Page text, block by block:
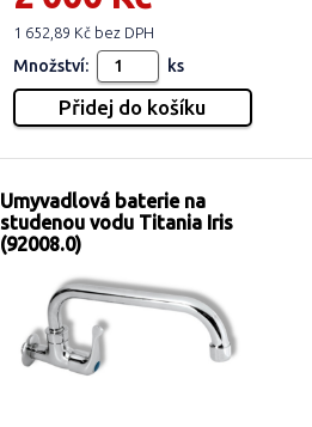
1 652,89 Kč bez DPH
Množství: ks
Umyvadlová baterie na
studenou vodu Titania Iris
(92008.0)